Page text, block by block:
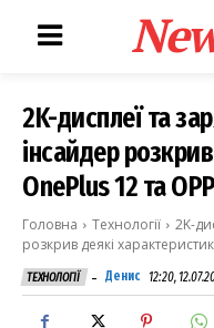
2K-дисплеї та
інсайдер
OnePlus 12 та
Головна Технології
2K-
розкрив деякі
ТЕХНОЛОГІЇ - Денис 12:20,